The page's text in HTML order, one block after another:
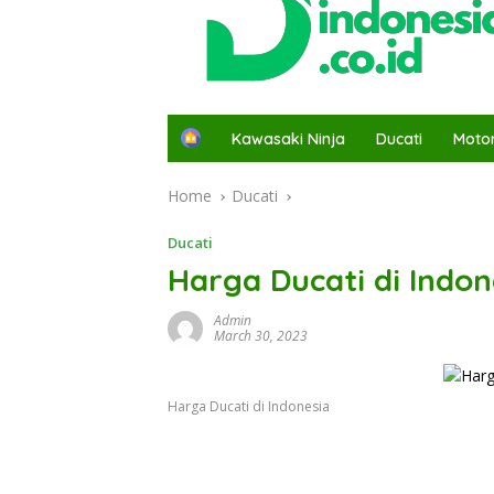
H
e
Kawasaki Ninja Ducati
Home Ducati
Ducati
Harga Ducati di
Admin
March 30, 2023
Harga Ducati di Indonesia